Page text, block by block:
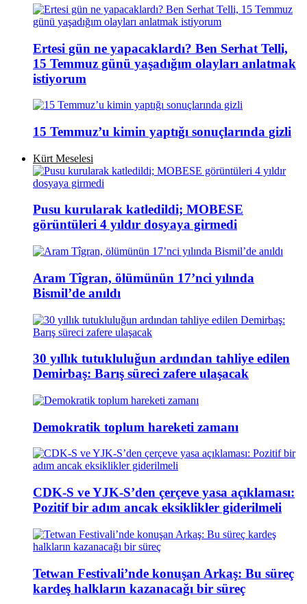
Ertesi gün ne yapacaklardı? Ben Serhat Telli,
15 Temmuz günü yaşadığım olayları anlatmak
istiyorum
15 Temmuz’u kimin yaptığı sonuçlarında gizli
Kürt Meselesi
Pusu kurularak katledildi; MOBESE
görüntüleri 4 yıldır dosyaya girmedi
Aram Tîgran, ölümünün 17’nci yılında
Bismil’de anıldı
30 yıllık tutukluluğun ardından tahliye edilen
Demirbaş: Barış süreci zafere ulaşacak
Demokratik toplum hareketi zamanı
CDK-S ve YJK-S’den çerçeve yasa açıklaması:
Pozitif bir adım ancak eksiklikler giderilmeli
Tetwan Festivali’nde konuşan Arkaş: Bu süreç
kardeş halkların kazanacağı bir süreç